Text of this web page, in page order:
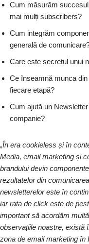
Cum măsurăm
mai mulți subscribers?
Cum integrăm
generală de
Care este secretul unui
Ce înseamnă munca
fiecare etapă?
Cum ajută un
companie?
„În era cookieless și în
Media, email marketing și
brandului devin
rezultatelor din
newsletterelor este în
iar rata de click este de
important să acordăm
observațiile noastre, există
zona de email marketing în